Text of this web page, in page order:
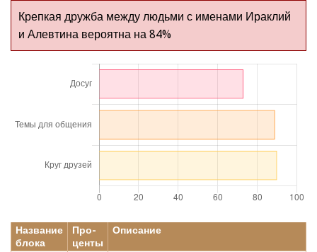
Крепкая дружба между людьми с именами Ираклий
и Алевтина вероятна на 84%
Название
блока
Про-
центы
Описание